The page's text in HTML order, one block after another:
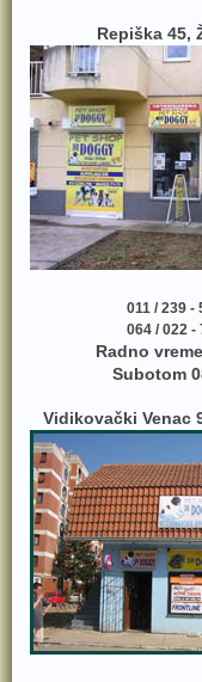
Repiška 45,
011 / 239 -
064 / 022 -
Radno
Subotom
Vidikovački Venac